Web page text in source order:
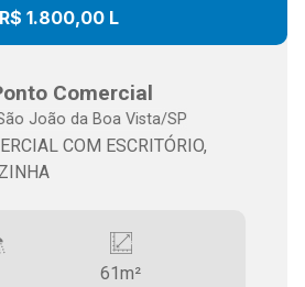
R$ 1.800,00 L
Comercial
João da Boa Vista/SP
COM ESCRITÓRIO,
61m²